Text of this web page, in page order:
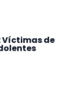
Víctimas de